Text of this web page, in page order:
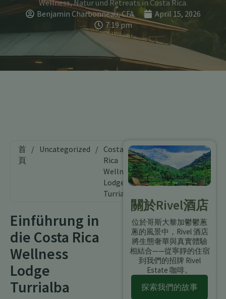
Wellness, Natur und Retreats in Costa Rica.
Benjamin Charbonneau, CFA
April 15, 2026
7:19 pm
首
頁
/ Uncategorized / Costa
Rica
Wellness
Lodge
Turrialba
Einführung in
die Costa Rica
Wellness
Lodge
Turrialba
關於Rivel酒店
位於哥斯大黎加鬱鬱蔥
蔥的風景中，Rivel 酒店
將生態奢華與真實體驗
相結合——從寧靜的住宿
到我們的招牌 Rivel
Estate 咖啡。
探索我們的故事